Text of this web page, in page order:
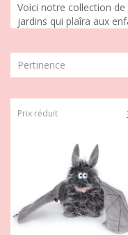
Voici notre collection
jardins qui plaîra aux
Pertinence
Prix réduit